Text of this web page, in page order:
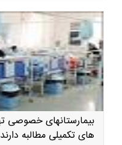
های تکمیلی مطالبه دارند